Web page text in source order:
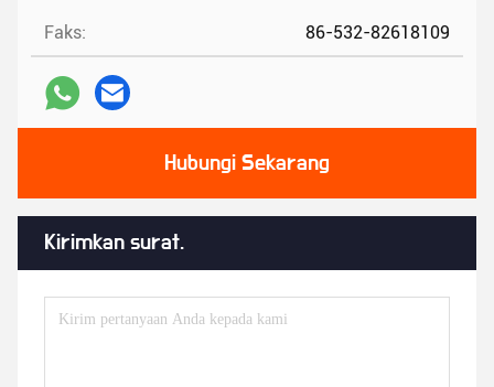
Faks: 86-532-82618109
Hubungi Sekarang
Kirimkan surat.